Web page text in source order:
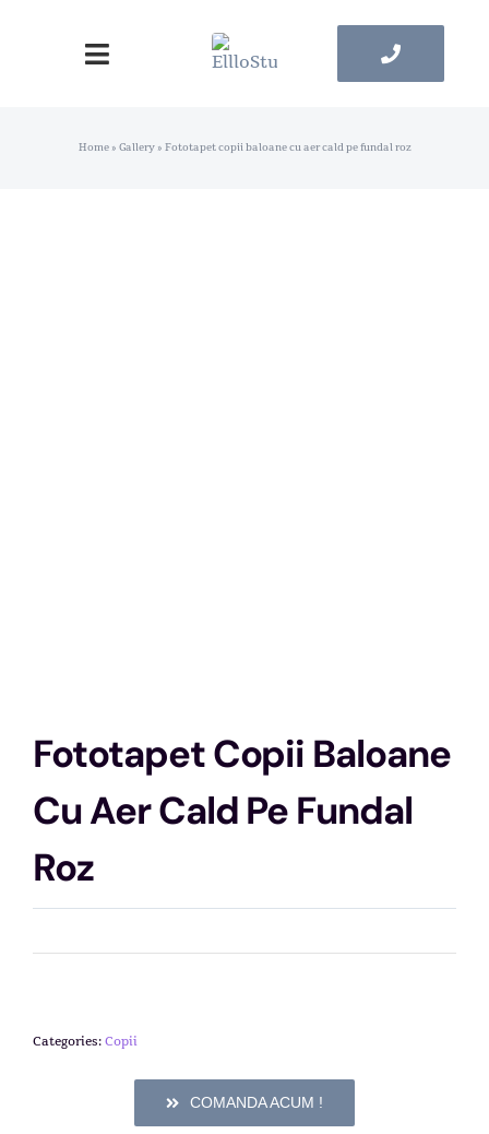
Toggle
Home»Gallery»Fototapet copii baloane cu aer cald pe fundal roz
Fototapet Copii Baloane
Cu Aer Cald Pe Fundal
Roz
Categories:Copii
COMANDA ACUM !